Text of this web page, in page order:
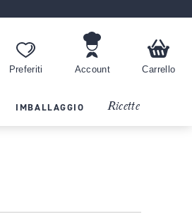
Preferiti Account Carrello
IMBALLAGGIO Ricette